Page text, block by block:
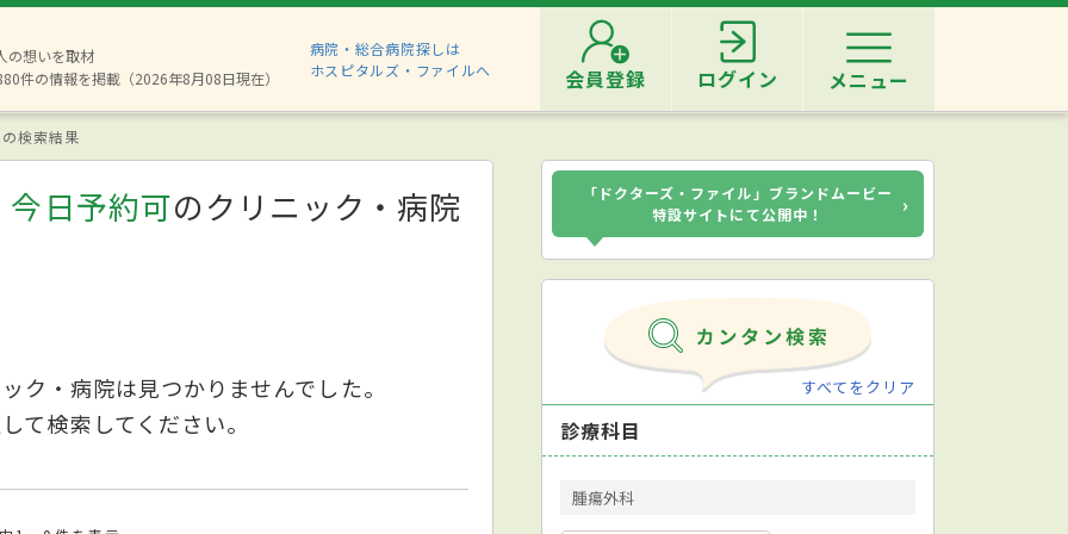
の想いを取材
件の情報を掲載（2026年8月08日現在）
病院・総合病院探しは
ホスピタルズ・ファイルへ
会員登録 ログイン メニュー
検索結果
日予約可のクリニック・病院
ク・病院は見つかりませんでした。
て検索してください。
「ドクターズ・ファイル」ブランドムービー
特設サイトにて公開中！
›
すべてをクリア
診療科目
腫瘍外科